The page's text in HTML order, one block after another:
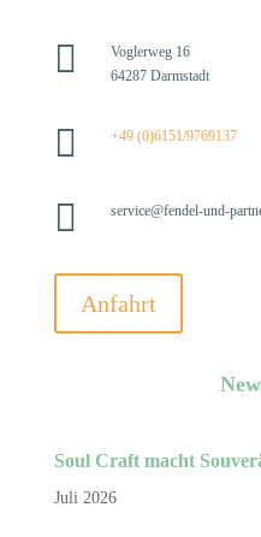

Voglerweg 16
64287 Darmstadt
 +49 (0)6151/9769137
 service@fendel-und-
Anfahrt
Soul Craft macht
Juli 2026